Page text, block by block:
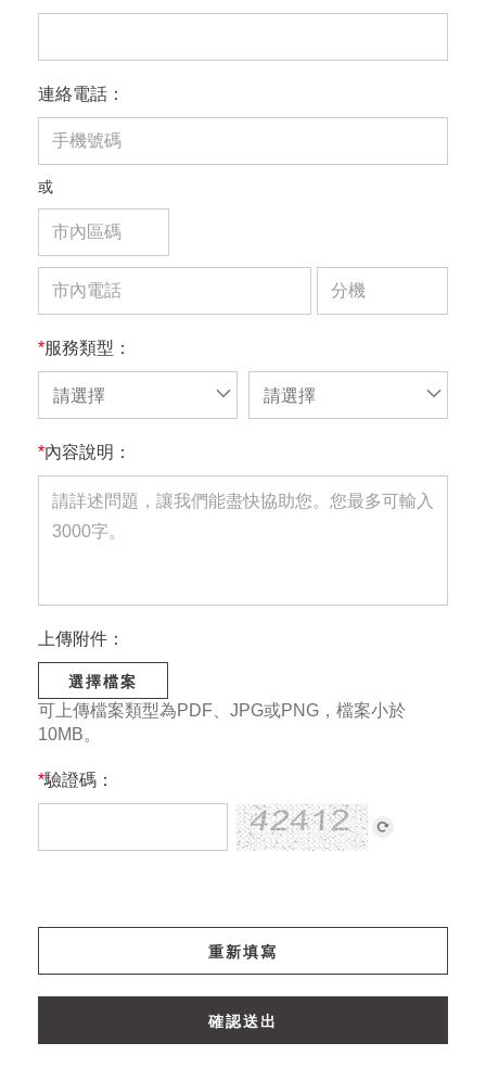
連絡電話：
或
*服務類型：
請選擇 請選擇
*內容說明：
上傳附件：
選擇檔案
可上傳檔案類型為PDF、JPG或PNG，檔案小於
10MB。
*驗證碼：